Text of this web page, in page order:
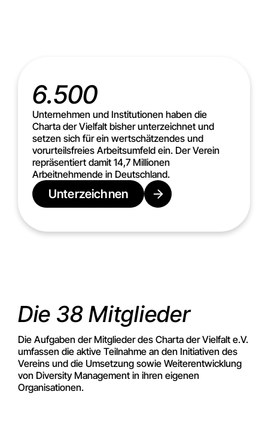
6.500
Unternehmen und Institutionen haben die
Charta der Vielfalt bisher unterzeichnet und
setzen sich für ein wertschätzendes und
vorurteilsfreies Arbeitsumfeld ein. Der Verein
repräsentiert damit 14,7 Millionen
Arbeitnehmende in Deutschland.
Unterzeichnen
Die 38 Mitglieder
Die Aufgaben der Mitglieder des Charta der Vielfalt e.V.
umfassen die aktive Teilnahme an den Initiativen des
Vereins und die Umsetzung sowie Weiterentwicklung
von Diversity Management in ihren eigenen
Organisationen.